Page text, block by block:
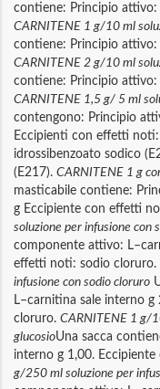
contiene: Principio
CARNITENE 1 g/10 ml
contiene: Principio
CARNITENE 2 g/10 ml
contiene: Principio
CARNITENE 1,5 g/ 5 ml
contengono: Principio
Eccipienti con effetti
idrossibenzoato sodico
(E217). CARNITENE 1 g
masticabile contiene:
g Eccipiente con effetti
soluzione per infusione con
componente attivo:
effetti noti: sodio cloruro.
infusione con sodio cloruro
L–carnitina sale interno
cloruro. CARNITENE 1 g/
glucosioUna sacca
interno g 1,00.
g/250 ml soluzione per